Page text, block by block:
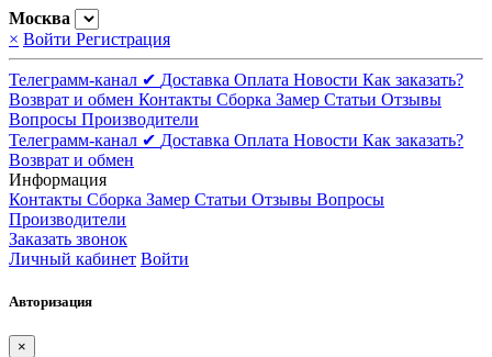
Москва
× Войти Регистрация
Телеграмм-канал ✔ Доставка Оплата Новости Как заказать?
Возврат и обмен Контакты Сборка Замер Статьи Отзывы
Вопросы Производители
Телеграмм-канал ✔ Доставка Оплата Новости Как заказать?
Возврат и обмен
Информация
Контакты Сборка Замер Статьи Отзывы Вопросы
Производители
Заказать звонок
Личный кабинет Войти
Авторизация
×